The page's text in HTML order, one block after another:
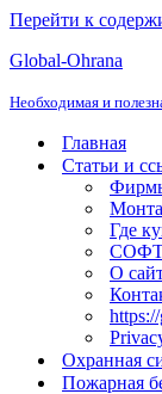
Перейти к
Global-Ohrana
Необходимая и
Главная
Статьи и
Где
О
Охранная
Пожарная